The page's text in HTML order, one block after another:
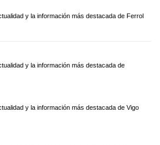
y la información más destacada de Ferrol
y la información más destacada de
y la información más destacada de Vigo